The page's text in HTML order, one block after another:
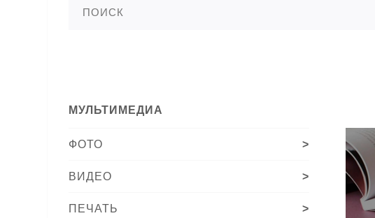
МУЛЬТИМЕДИА
ФОТО >
ВИДЕО >
ПЕЧАТЬ >